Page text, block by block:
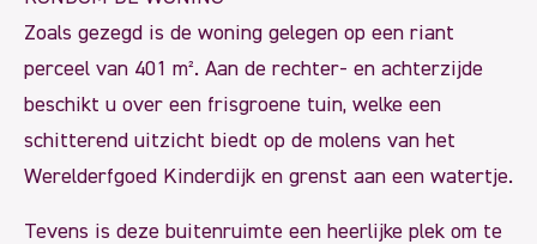
Zoals gezegd is de woning gelegen op een riant
perceel van 401 m². Aan de rechter- en achterzijde
beschikt u over een frisgroene tuin, welke een
schitterend uitzicht biedt op de molens van het
Werelderfgoed Kinderdijk en grenst aan een watertje.
Tevens is deze buitenruimte een heerlijke plek om te